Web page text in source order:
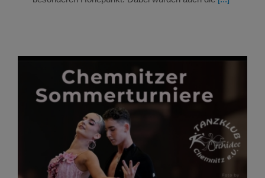
Erfolge beim Chemnitzer Sommertanzturnier
am 06. Juni 2026
ERGEBNISSE & ERFOLGE
Tanzen